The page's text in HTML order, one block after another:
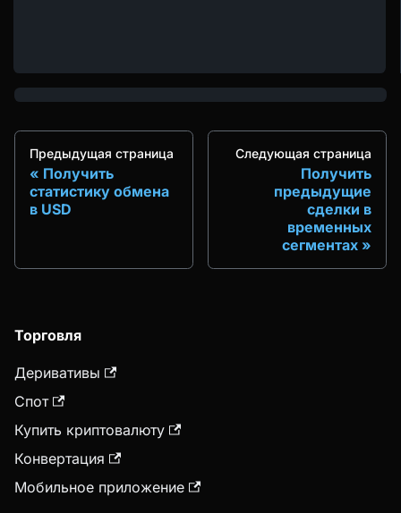
Предыдущая страница
Получить
статистику обмена
в USD
Следующая страница
Получить
предыдущие
сделки в
временных
сегментах
Торговля
Деривативы
Спот
Купить криптовалюту
Конвертация
Мобильное приложение